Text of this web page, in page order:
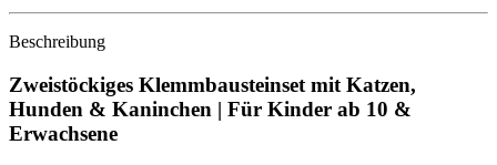
Beschreibung
Zweistöckiges Klemmbausteinset mit Katzen,
Hunden & Kaninchen | Für Kinder ab 10 &
Erwachsene